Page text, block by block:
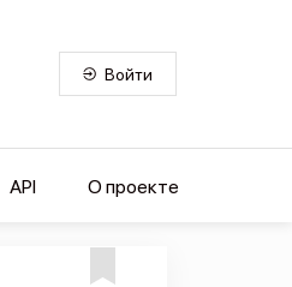
Войти
API О проекте